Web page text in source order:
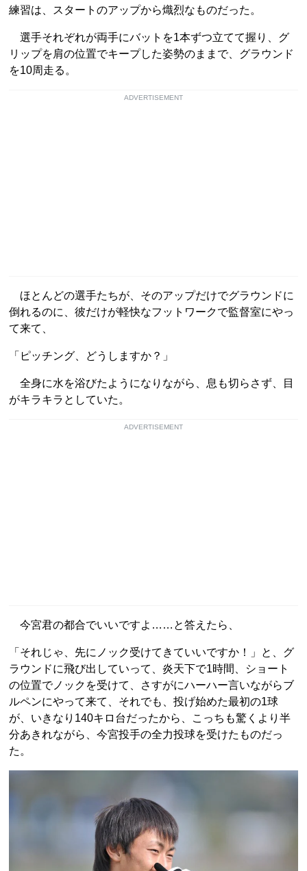
練習は、スタートのアップから熾烈なものだった。
選手それぞれが両手にバットを1本ずつ立てて握り、グ
リップを肩の位置でキープした姿勢のままで、グラウンド
を10周走る。
ADVERTISEMENT
ほとんどの選手たちが、そのアップだけでグラウンドに
倒れるのに、彼だけが軽快なフットワークで監督室にやっ
て来て、
「ピッチング、どうしますか？」
全身に水を浴びたようになりながら、息も切らさず、目
がキラキラとしていた。
ADVERTISEMENT
今宮君の都合でいいですよ……と答えたら、
「それじゃ、先にノック受けてきていいですか！」と、グ
ラウンドに飛び出していって、炎天下で1時間、ショート
の位置でノックを受けて、さすがにハーハー言いながらブ
ルペンにやって来て、それでも、投げ始めた最初の1球
が、いきなり140キロ台だったから、こっちも驚くより半
分あきれながら、今宮投手の全力投球を受けたものだっ
た。